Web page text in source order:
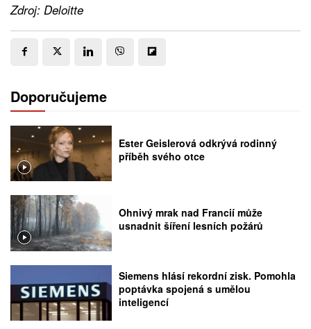
Zdroj: Deloitte
Doporučujeme
Ester Geislerová odkrývá rodinný
příběh svého otce
Ohnivý mrak nad Francií může
usnadnit šíření lesních požárů
Siemens hlásí rekordní zisk. Pomohla
poptávka spojená s umělou
inteligencí